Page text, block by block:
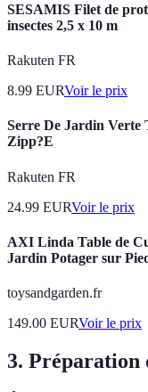
SESAMIS Filet de
insectes 2,5 x 10 m
Rakuten FR
8.99 EURVoir le prix
Serre De Jardin Verte
Zipp?E
Rakuten FR
24.99 EURVoir le prix
AXI Linda Table de
Jardin Potager sur
toysandgarden.fr
149.00 EURVoir le prix
3. Préparation